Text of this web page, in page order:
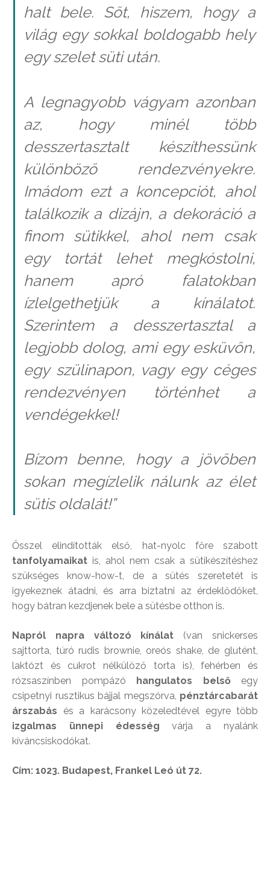
halt bele. Sőt, hiszem, hogy a
világ egy sokkal boldogabb hely
egy szelet süti után.
A legnagyobb vágyam azonban
az, hogy minél több
desszertasztalt készíthessünk
különböző rendezvényekre.
Imádom ezt a koncepciót, ahol
találkozik a dizájn, a dekoráció a
finom sütikkel, ahol nem csak
egy tortát lehet megkóstolni,
hanem apró falatokban
ízlelgethetjük a kínálatot.
Szerintem a desszertasztal a
legjobb dolog, ami egy esküvőn,
egy szülinapon, vagy egy céges
rendezvényen történhet a
vendégekkel!
Bízom benne, hogy a jövőben
sokan megízlelik nálunk az élet
sütis oldalát!”
Ősszel elindították első, hat-nyolc főre szabott
tanfolyamaikat is, ahol nem csak a sütikészítéshez
szükséges know-how-t, de a sütés szeretetét is
igyekeznek átadni, és arra biztatni az érdeklődőket,
hogy bátran kezdjenek bele a sütésbe otthon is.
Napról napra változó kínálat (van snickerses
sajttorta, túró rudis brownie, oreós shake, de glutént,
laktózt és cukrot nélkülöző torta is), fehérben és
rózsaszínben pompázó hangulatos belsőegy
csipetnyi rusztikus bájjal megszórva, pénztárcabarát
árszabás és a karácsony közeledtével egyre több
izgalmas ünnepi édesség várja a nyalánk
kíváncsiskodókat.
Cím: 1023. Budapest, Frankel Leó út 72.